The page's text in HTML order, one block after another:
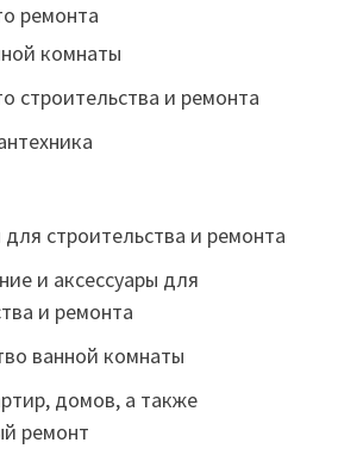
ремонта
комнаты
строительства и ремонта
строительства и ремонта
и аксессуары для
и ремонта
ванной комнаты
домов, а также
ремонт